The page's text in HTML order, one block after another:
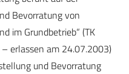
Bevorratung von
im Grundbetrieb“ (TK
erlassen am 24.07.2003)
und Bevorratung